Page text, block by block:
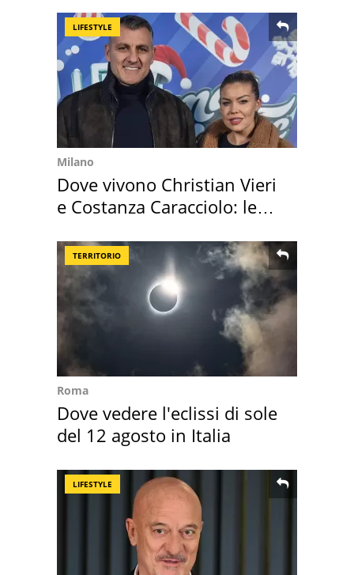
LIFESTYLE
Milano
Dove vivono Christian Vieri
e Costanza Caracciolo: le
TERRITORIO
Roma
Dove vedere l'eclissi di sole
del 12 agosto in Italia
LIFESTYLE